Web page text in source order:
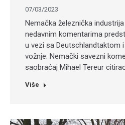
07/03/2023
Nemačka železnička
nedavnim komentarima
u vezi sa Deutschlandtaktom
vožnje. Nemački savezni
saobraćaj Mihael Tereur
Više